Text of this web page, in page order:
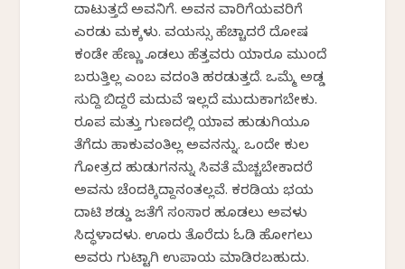
ದಾಟುತ್ತದೆ ಅವನಿಗೆ. ಅವನ ವಾರಿಗೆಯವರಿಗೆ
ಎರಡು ಮಕ್ಕಳು. ವಯಸ್ಸು ಹೆಚ್ಚಾದರೆ ದೋಷ
ಕಂಡೇ ಹೆಣ್ಣು ಕೊಡಲು ಹೆತ್ತವರು ಯಾರೂ ಮುಂದೆ
ಬರುತ್ತಿಲ್ಲ ಎಂಬ ವದಂತಿ ಹರಡುತ್ತದೆ. ಒಮ್ಮೆ ಅಡ್ಡ
ಸುದ್ದಿ ಬಿದ್ದರೆ ಮದುವೆ ಇಲ್ಲದೆ ಮುದುಕಾಗಬೇಕು.
ರೂಪ ಮತ್ತು ಗುಣದಲ್ಲಿ ಯಾವ ಹುಡುಗಿಯೂ
ತೆಗೆದು ಹಾಕುವಂತಿಲ್ಲ ಅವನನ್ನು. ಒಂದೇ ಕುಲ
ಗೋತ್ರದ ಹುಡುಗನನ್ನು ಸಿವತೆ ಮೆಚ್ಚಬೇಕಾದರೆ
ಅವನು ಚೆಂದಕ್ಕಿದ್ದಾನಂತಲ್ಲವೆ. ಕರಡಿಯ ಭಯ
ದಾಟಿ ಶಡ್ಡು ಜತೆಗೆ ಸಂಸಾರ ಹೂಡಲು ಅವಳು
ಸಿದ್ಧಳಾದಳು. ಊರು ತೊರೆದು ಓಡಿ ಹೋಗಲು
ಅವರು ಗುಟ್ಟಾಗಿ ಉಪಾಯ ಮಾಡಿರಬಹುದು.